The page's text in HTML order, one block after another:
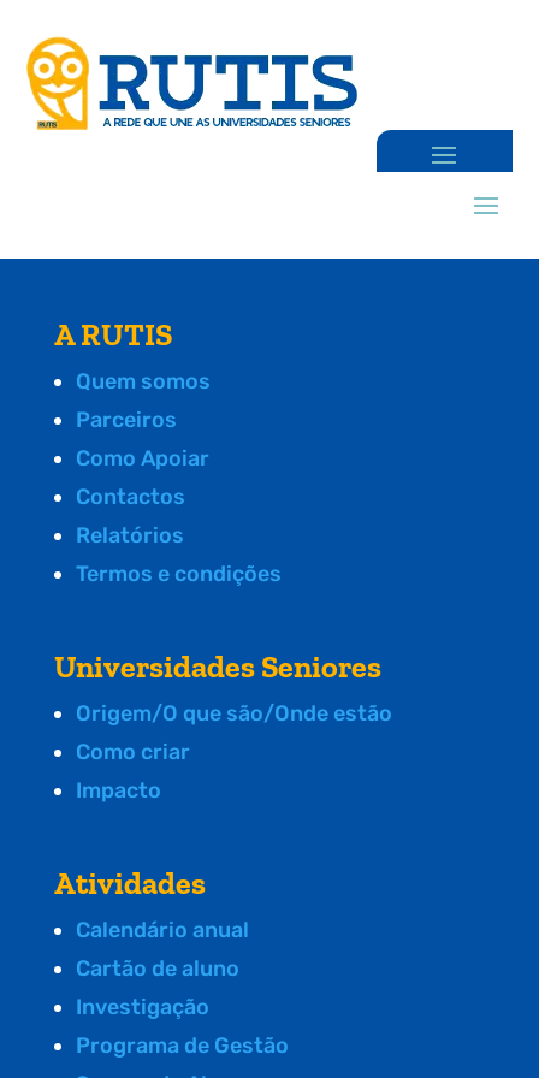
A RUTIS
Quem somos
Parceiros
Como Apoiar
Contactos
Relatórios
Termos e condições
Universidades Seniores
Origem/O que são/Onde estão
Como criar
Impacto
Atividades
Calendário anual
Cartão de aluno
Investigação
Programa de Gestão